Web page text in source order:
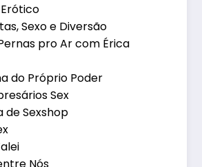
Sexo e Diversão
pro Ar com Érica
do Próprio Poder
Sex
de Sexshop
Nós